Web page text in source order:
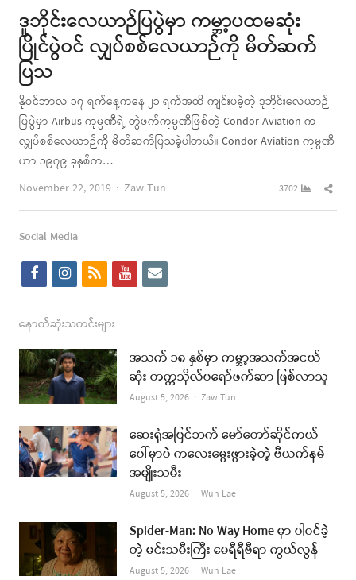
ဒူဘိုင်းလေယာဉ်ပြပွဲမှာ ကမ္ဘာ့ပထမဆုံး
ပြိုင်ပွဲဝင် လျှပ်စစ်လေယာဉ်ကို မိတ်ဆက်
ပြသ
နိုဝင်ဘာလ ၁၇ ရက်နေ့ကနေ ၂၁ ရက်အထိ ကျင်းပခဲ့တဲ့ ဒူဘိုင်းလေယာဉ်
ပြပွဲမှာ Airbus ကုမ္ပဏီရဲ့ တွဲဖက်ကုမ္ပဏီဖြစ်တဲ့ Condor Aviation က
လျှပ်စစ်လေယာဉ်ကို မိတ်ဆက်ပြသခဲ့ပါတယ်။ Condor Aviation ကုမ္ပဏီ
ဟာ ၁၉၇၉ ခုနှစ်က…
November 22, 2019
Author
Zaw Tun 3702
Social Media
f
c
e
b
o
o
k
i
s
t
a
g
r
a
m
r
s
y
t
u
b
e
i
l
နောက်ဆုံးသတင်းများ
အသက် ၁၈ နှစ်မှာ ကမ္ဘာ့အသက်အငယ်
ဆုံး တက္ကသိုလ်ပရော်ဖက်ဆာ ဖြစ်လာသူ
August 5, 2026 Author
Zaw Tun
ဆေးရုံအပြင်ဘက် မော်တော်ဆိုင်ကယ်
ပေါ်မှာပဲ ကလေးမွေးဖွားခဲ့တဲ့ ဗီယက်နမ်
အမျိုးသမီး
August 5, 2026 Author
Wun Lae
Spider-Man: No Way Home မှာ ပါဝင်ခဲ့
တဲ့ မင်းသမီးကြီး မေရီရီဗီရာ ကွယ်လွန်
August 5, 2026 Author
Wun Lae